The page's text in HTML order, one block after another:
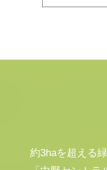
約3haを超える